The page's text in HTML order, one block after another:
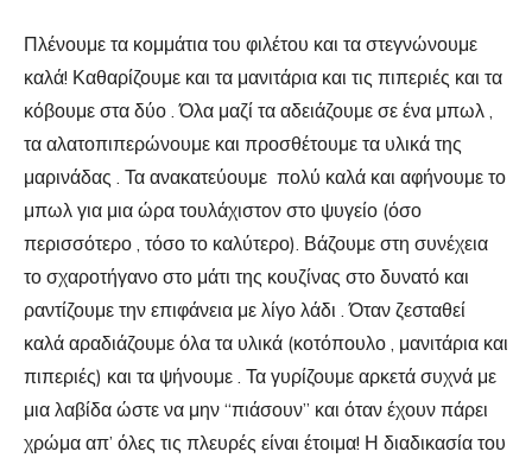
Πλένουμε τα κομμάτια του φιλέτου και τα στεγνώνουμε
καλά! Καθαρίζουμε και τα μανιτάρια και τις πιπεριές και τα
κόβουμε στα δύο . Όλα μαζί τα αδειάζουμε σε ένα μπωλ ,
τα αλατοπιπερώνουμε και προσθέτουμε τα υλικά της
μαρινάδας . Τα ανακατεύουμε πολύ καλά και αφήνουμε το
μπωλ για μια ώρα τουλάχιστον στο ψυγείο (όσο
περισσότερο , τόσο το καλύτερο). Βάζουμε στη συνέχεια
το σχαροτήγανο στο μάτι της κουζίνας στο δυνατό και
ραντίζουμε την επιφάνεια με λίγο λάδι . Όταν ζεσταθεί
καλά αραδιάζουμε όλα τα υλικά (κοτόπουλο , μανιτάρια και
πιπεριές) και τα ψήνουμε . Τα γυρίζουμε αρκετά συχνά με
μια λαβίδα ώστε να μην “πιάσουν” και όταν έχουν πάρει
χρώμα απ’ όλες τις πλευρές είναι έτοιμα! Η διαδικασία του